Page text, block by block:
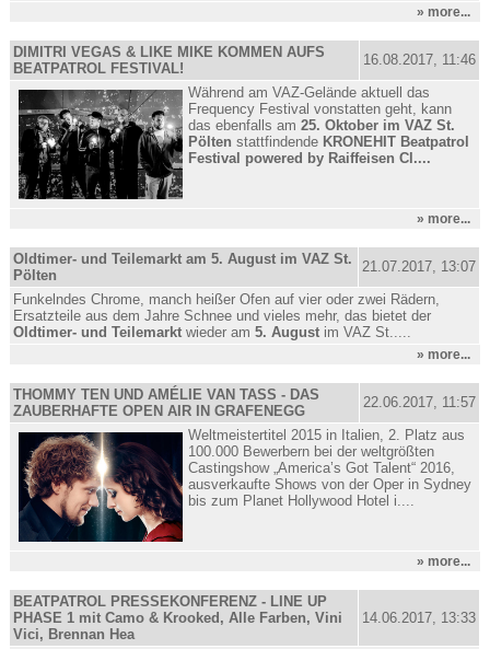
» more...
DIMITRI VEGAS & LIKE MIKE KOMMEN AUFS
BEATPATROL FESTIVAL!
16.08.2017, 11:46
Während am VAZ-Gelände aktuell das
Frequency Festival vonstatten geht, kann
das ebenfalls am 25. Oktober im VAZ St.
Pölten stattfindende KRONEHIT Beatpatrol
Festival powered by Raiffeisen Cl....
» more...
Oldtimer- und Teilemarkt am 5. August im VAZ St.
Pölten
21.07.2017, 13:07
Funkelndes Chrome, manch heißer Ofen auf vier oder zwei Rädern,
Ersatzteile aus dem Jahre Schnee und vieles mehr, das bietet der
Oldtimer- und Teilemarkt wieder am 5. August im VAZ St.....
» more...
THOMMY TEN UND AMÉLIE VAN TASS - DAS
ZAUBERHAFTE OPEN AIR IN GRAFENEGG
22.06.2017, 11:57
Weltmeistertitel 2015 in Italien, 2. Platz aus
100.000 Bewerbern bei der weltgrößten
Castingshow „America’s Got Talent“ 2016,
ausverkaufte Shows von der Oper in Sydney
bis zum Planet Hollywood Hotel i....
» more...
BEATPATROL PRESSEKONFERENZ - LINE UP
PHASE 1 mit Camo & Krooked, Alle Farben, Vini
Vici, Brennan Hea
14.06.2017, 13:33